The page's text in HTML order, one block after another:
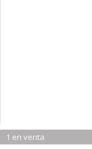
1 en venta